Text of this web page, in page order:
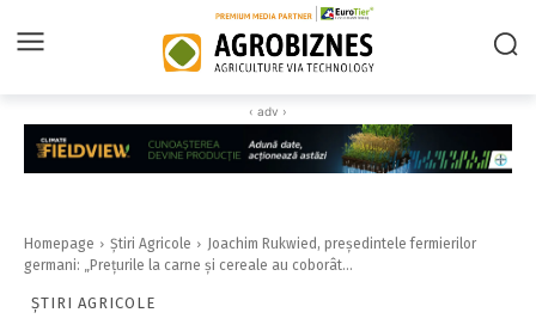
‹ adv ›
Homepage Știri Agricole
Joachim Rukwied, președintele fermierilor
germani: „Prețurile la carne și cereale au coborât...
ȘTIRI AGRICOLE